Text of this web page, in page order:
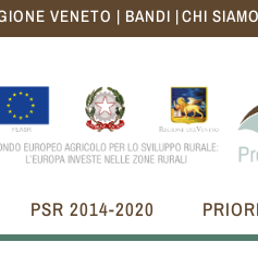
VENETO | BANDI |CHI
PSR 2014-2020